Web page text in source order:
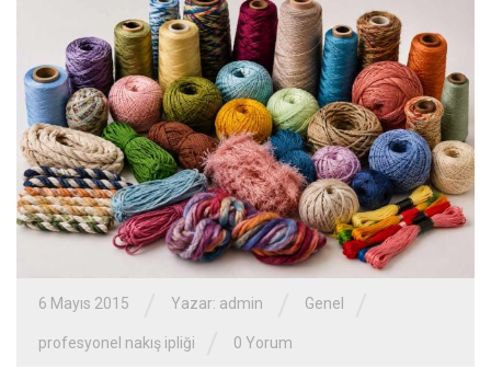
6 Mayıs 2015 Yazar: admin Genel
profesyonel nakış ipliği 0 Yorum